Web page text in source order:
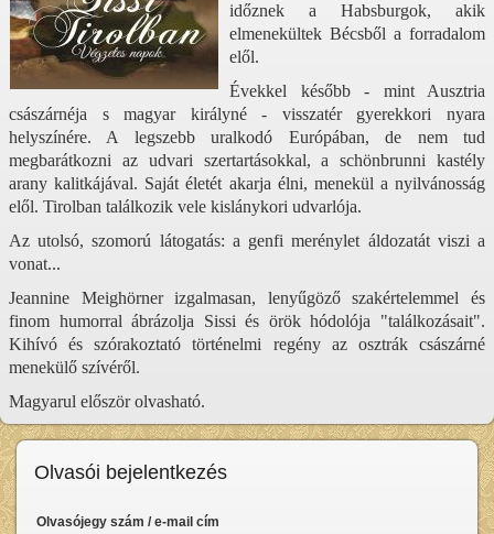
időznek a Habsburgok, akik
elmenekültek Bécsből a forradalom
elől.
Évekkel később - mint Ausztria
császárnéja s magyar királyné - visszatér gyerekkori nyara
helyszínére. A legszebb uralkodó Európában, de nem tud
megbarátkozni az udvari szertartásokkal, a schönbrunni kastély
arany kalitkájával. Saját életét akarja élni, menekül a nyilvánosság
elől. Tirolban találkozik vele kislánykori udvarlója.
Az utolsó, szomorú látogatás: a genfi merénylet áldozatát viszi a
vonat...
Jeannine Meighörner izgalmasan, lenyűgöző szakértelemmel és
finom humorral ábrázolja Sissi és örök hódolója "találkozásait".
Kihívó és szórakoztató történelmi regény az osztrák császárné
menekülő szívéről.
Magyarul először olvasható.
Olvasói bejelentkezés
Olvasójegy szám / e-mail cím